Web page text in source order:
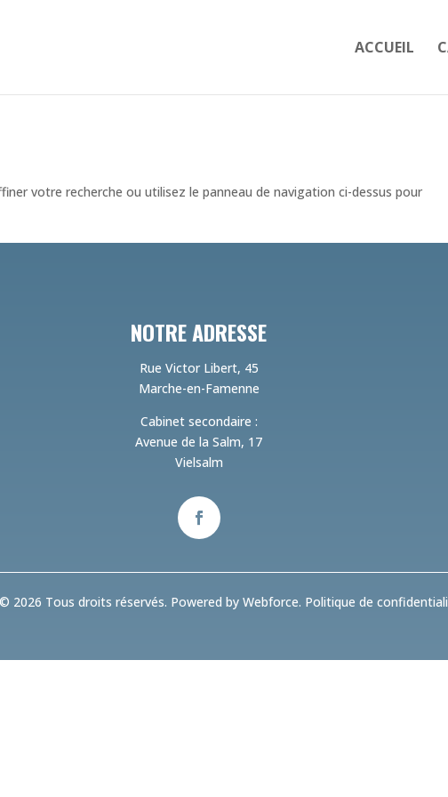
ACCUEIL
votre recherche ou utilisez le panneau de navigation ci-dessus pour
NOTRE ADRESSE
Rue Victor Libert, 45
Marche-en-Famenne
Cabinet secondaire :
Avenue de la Salm, 17
Vielsalm
2026 Tous droits réservés. Powered by Webforce. Politique de